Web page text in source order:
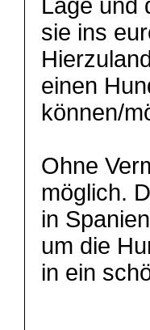
Lage und
sie ins
einen
können/
Ohne
möglich.
in
um die
in ein